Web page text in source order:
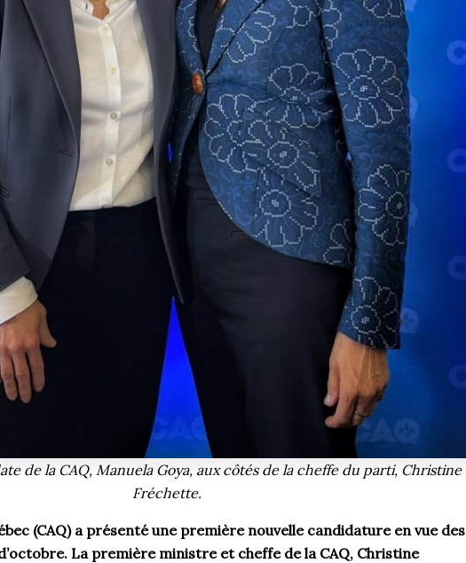
de la CAQ, Manuela Goya, aux côtés de la cheffe du parti, Christine
Fréchette.
(CAQ) a présenté une première nouvelle candidature en vue des
La première ministre et cheffe de la CAQ, Christine